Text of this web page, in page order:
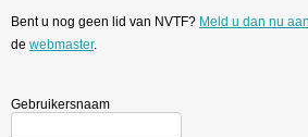
Bent u nog geen lid van NVTF? Meld u dan nu aan
de webmaster.
Gebruikersnaam